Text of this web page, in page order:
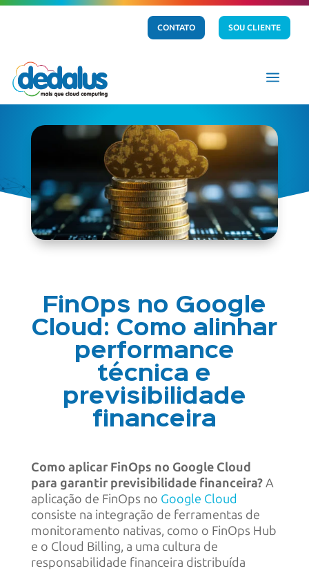
CONTATO SOU CLIENTE
a
FinOps no Google
Cloud: Como alinhar
performance
técnica e
previsibilidade
financeira
Como aplicar FinOps no Google Cloud
para garantir previsibilidade financeira?A
aplicação de FinOps no Google Cloud
consiste na integração de ferramentas de
monitoramento nativas, como o FinOps Hub
e o Cloud Billing, a uma cultura de
responsabilidade financeira distribuída